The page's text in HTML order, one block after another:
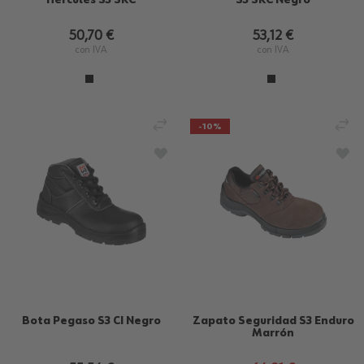
50,70 €
con IVA
53,12 €
con IVA
Bota Pegaso S3 CI Negro
AÑADIR PARA COMPARAR
-10%
Zapato Seguridad S3 Enduro
Marrón